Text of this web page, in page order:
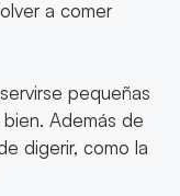
a comer
pequeñas
Además de
digerir, como la